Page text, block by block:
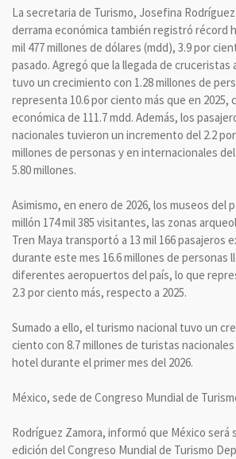
La secretaria de Turismo, Josefina
derrama económica también registró récord
mil 477 millones de dólares (mdd), 3.9 por
pasado. Agregó que la llegada de cruceristas
tuvo un crecimiento con 1.28 millones de
representa 10.6 por ciento más que en 2025,
económica de 111.7 mdd. Además, los
nacionales tuvieron un incremento del 2.2
millones de personas y en internacionales
5.80 millones.
Asimismo, en enero de 2026, los museos del
millón 174 mil 385 visitantes, las zonas
Tren Maya transportó a 13 mil 166 pasajeros
durante este mes 16.6 millones de personas
diferentes aeropuertos del país, lo que
2.3 por ciento más, respecto a 2025.
Sumado a ello, el turismo nacional tuvo un
ciento con 8.7 millones de turistas
hotel durante el primer mes del 2026.
México, sede de Congreso Mundial de
Rodríguez Zamora, informó que México será
edición del Congreso Mundial de Turismo